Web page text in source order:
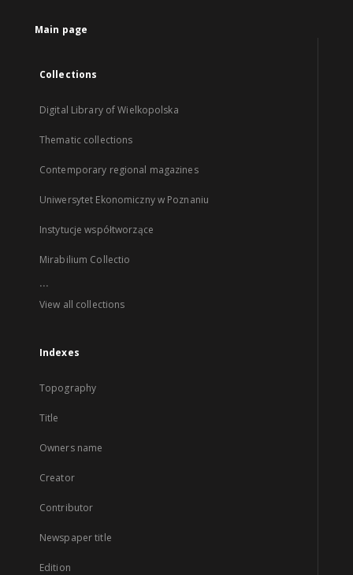
Main page
Collections
Digital Library of Wielkopolska
Thematic collections
Contemporary regional magazines
Uniwersytet Ekonomiczny w Poznaniu
Instytucje współtworzące
Mirabilium Collectio
...
View all collections
Indexes
Topography
Title
Owners name
Creator
Contributor
Newspaper title
Edition